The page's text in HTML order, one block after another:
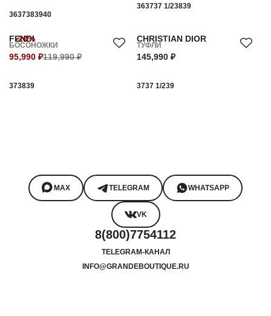
3637383940
363737 1/23839
-20%
FENDI
БОСОНОЖКИ
95,990 ₽119,990 ₽
373839
CHRISTIAN DIOR
ТУФЛИ
145,990 ₽
3737 1/239
MAX TELEGRAM WHATSAPP
VK
8(800)7754112
TELEGRAM-КАНАЛ
INFO@GRANDEBOUTIQUE.RU